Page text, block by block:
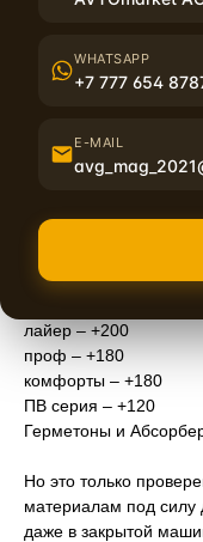
которой материалы
себя условиях и,
Температура, выше
свойства намного
Лайты – +160
Миксы – +180
лайер – +200
проф – +180
комфорты – +180
ПВ серия – +120
Герметоны и
Но это только
материалам под силу
даже в закрытой
WHATSAPP
+7 777 654
E-MAIL